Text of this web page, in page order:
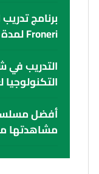
برنامج
Froneri لمدة عام مدفوع الأجر
التكنولوجيا
أفضل
مشاهدتها